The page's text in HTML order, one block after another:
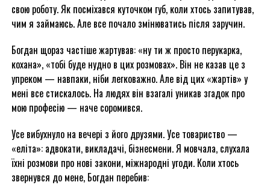
свою роботу. Як посміхався куточком губ, коли хтось запитував,
чим я займаюсь. Але все почало змінюватись після заручин.
Богдан щораз частіше жартував: «ну ти ж просто перукарка,
кохана», «тобі буде нудно в цих розмовах». Він не казав це з
упреком — навпаки, ніби легковажно. Але від цих «жартів» у
мені все стискалось. На людях він взагалі уникав згадок про
мою професію — наче соромився.
Усе вибухнуло на вечері з його друзями. Усе товариство —
«еліта»: адвокати, викладачі, бізнесмени. Я мовчала, слухала
їхні розмови про нові закони, міжнародні угоди. Коли хтось
звернувся до мене, Богдан перебив: